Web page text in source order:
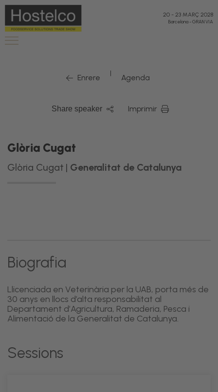
20 - 23 MARÇ 2028
Barcelona-GRAN VIA
Enrere | Agenda
Share speaker Imprimir
Glòria Cugat
Glòria Cugat | Generalitat de Catalunya
Biografia
Llicenciada en Veterinària per la UAB, porta més de
30 anys en llocs d’alta responsabilitat al
Departament d’Agricultura, Ramaderia, Pesca i
Alimentació de la Generalitat de Catalunya.
Sessions